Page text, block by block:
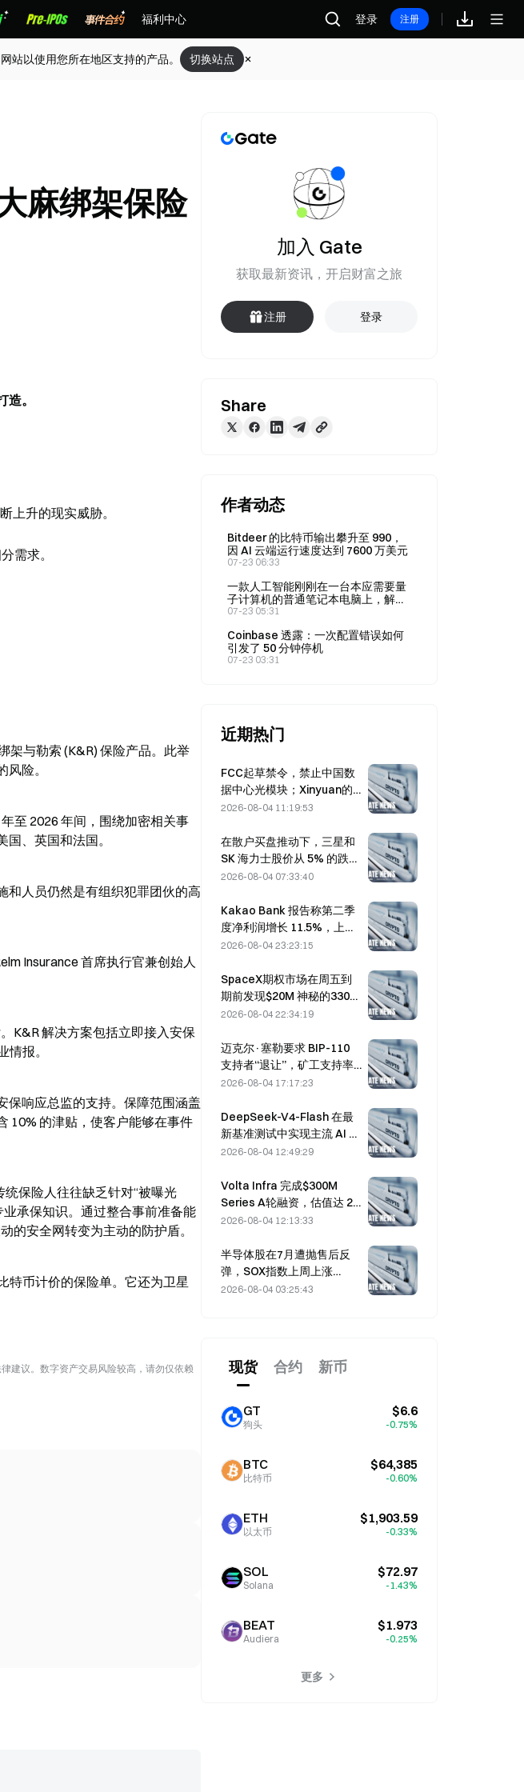
福利中心 登录 注册
站以使用您所在地区支持的产品。 切换站点
麻绑架保险
。
上升的现实威胁。
需求。
架与勒索 (K&R) 保险产品。此举
险。
至 2026 年间，围绕加密相关事
、英国和法国。
和人员仍然是有组织犯罪团伙的高
Insurance 首席执行官兼创始人
K&R 解决方案包括立即接入安保
报。
保响应总监的支持。保障范围涵盖
10% 的津贴，使客户能够在事件
保险人往往缺乏针对“被曝光
承保知识。通过整合事前准备能
安全网转变为主动的防护盾。
特币计价的保险单。它还为卫星
建议。数字资产交易风险较高，请勿仅依赖
加入 Gate
获取最新资讯，开启财富之旅
注册 登录
Share
作者动态
Bitdeer 的比特币输出攀升至 990，
因 AI 云端运行速度达到 7600 万美元
07-23 06:33
一款人工智能刚刚在一台本应需要量
子计算机的普通笔记本电脑上，解决
了一个量子问题
07-23 05:31
Coinbase 透露：一次配置错误如何
引发了 50 分钟停机
07-23 03:31
近期热门
FCC起草禁令，禁止中国数
据中心光模块；Xinyuan的
市场份额面临27%的冲击
2026-08-04 11:19:53
在散户买盘推动下，三星和
SK 海力士股价从 5% 的跌幅
中反弹
2026-08-04 07:33:40
Kakao Bank 报告称第二季
度净利润增长 11.5%，上半
年盈利创历史新高
2026-08-04 23:23:15
SpaceX期权市场在周五到
期前发现$20M 神秘的330美
元行权价看涨期权头寸
2026-08-04 22:34:19
迈克尔·塞勒要求 BIP-110
支持者“退让”，矿工支持率
停滞在 2.70%
2026-08-04 17:17:23
DeepSeek-V4-Flash 在最
新基准测试中实现主流 AI 模
型最低运营成本。
2026-08-04 12:49:29
Volta Infra 完成$300M
Series A轮融资，估值达 24
亿美元，由 a16z 和
2026-08-04 12:13:33
半导体股在7月遭抛售后反
弹，SOX指数上周上涨
8.2%；AMD、西部数据和闪
2026-08-04 03:25:43
现货 合约 新币
GT
狗头
$6.6
-0.75%
BTC
比特币
$64,385
-0.60%
ETH
以太币
$1,903.59
-0.33%
SOL
Solana
$72.97
-1.43%
BEAT
Audiera
$1.973
-0.25%
更多